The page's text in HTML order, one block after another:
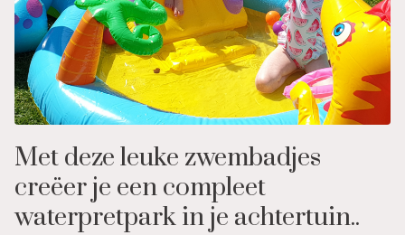
Met deze leuke zwembadjes
creëer je een compleet
waterpretpark in je achtertuin..